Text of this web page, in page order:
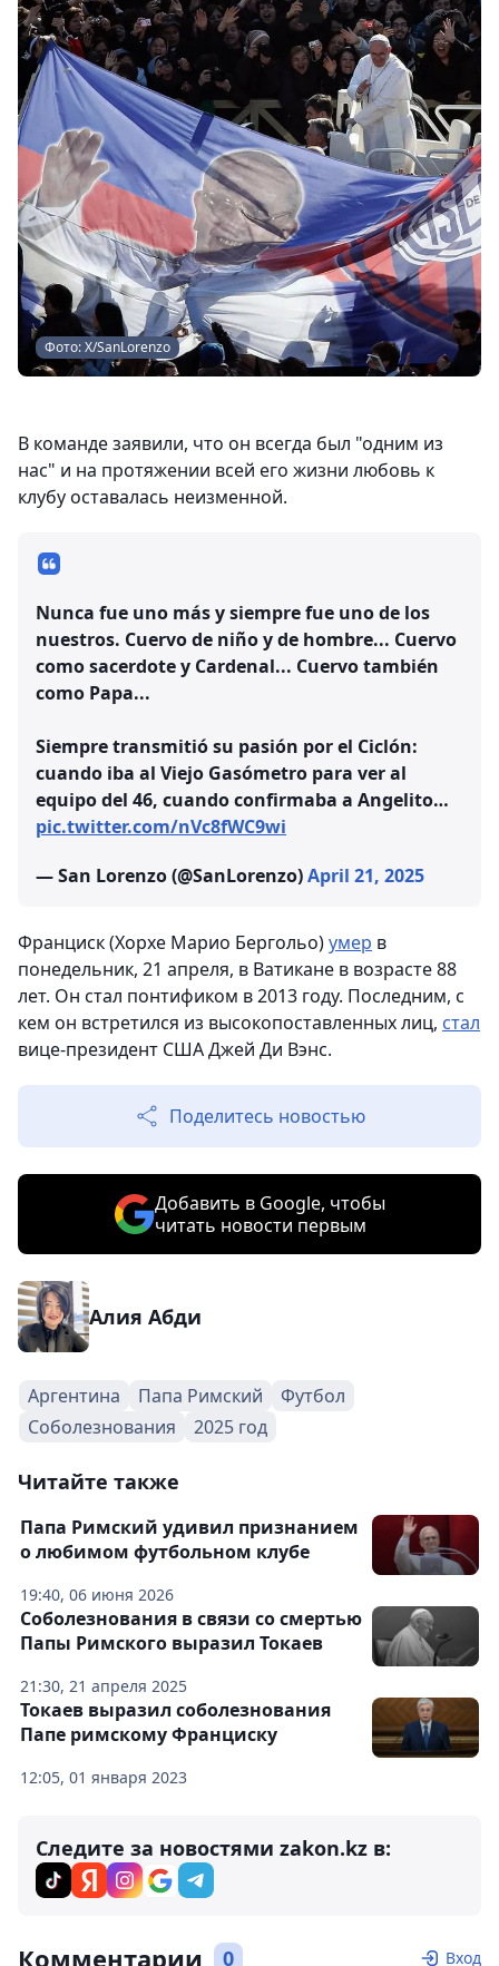
Фото: Х/SanLorenzo
В команде заявили, что он всегда был "одним из
нас" и на протяжении всей его жизни любовь к
клубу оставалась неизменной.
Nunca fue uno más y siempre fue uno de los
nuestros. Cuervo de niño y de hombre... Cuervo
como sacerdote y Cardenal... Cuervo también
como Papa...
Siempre transmitió su pasión por el Ciclón:
cuando iba al Viejo Gasómetro para ver al
equipo del 46, cuando confirmaba a Angelito…
pic.twitter.com/nVc8fWC9wi
— San Lorenzo (@SanLorenzo)April 21, 2025
Франциск (Хорхе Марио Бергольо)умер в
понедельник, 21 апреля, в Ватикане в возрасте 88
лет. Он стал понтификом в 2013 году. Последним, с
кем он встретился из высокопоставленных лиц, стал
вице-президент США Джей Ди Вэнс.
Поделитесь новостью
Добавить в Google, чтобы
читать новости первым
Алия Абди
Аргентина Папа Римский
Футбол
Соболезнования
2025 год
Читайте также
19:40, 06 июня 2026
Папа Римский удивил признанием
о любимом футбольном клубе
21:30, 21 апреля 2025
Соболезнования в связи со смертью
Папы Римского выразил Токаев
12:05, 01 января 2023
Токаев выразил соболезнования
Папе римскому Франциску
Следите за новостями zakon.kz в:
Комментарии 0 Вход